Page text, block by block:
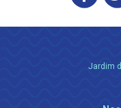
Jardim